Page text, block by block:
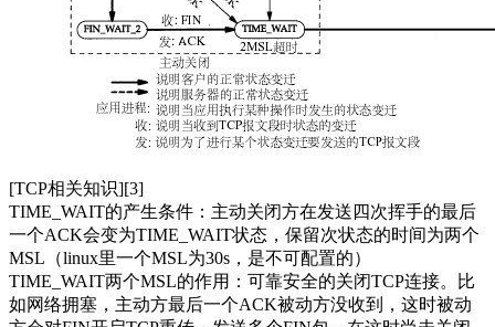
[TCP相关知识][3]
TIME_WAIT的产生条件：主动关闭方在发送四次挥手的最后
一个ACK会变为TIME_WAIT状态，保留次状态的时间为两个
MSL（linux里一个MSL为30s，是不可配置的）
TIME_WAIT两个MSL的作用：可靠安全的关闭TCP连接。比
如网络拥塞，主动方最后一个ACK被动方没收到，这时被动